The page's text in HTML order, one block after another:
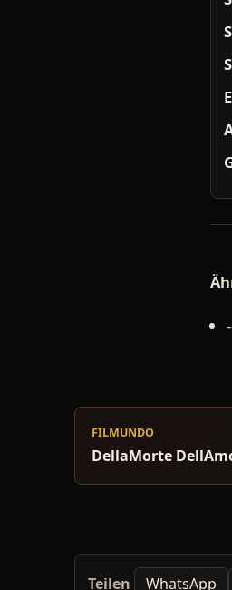
FILMUNDO
DellaMorte
Teilen WhatsApp